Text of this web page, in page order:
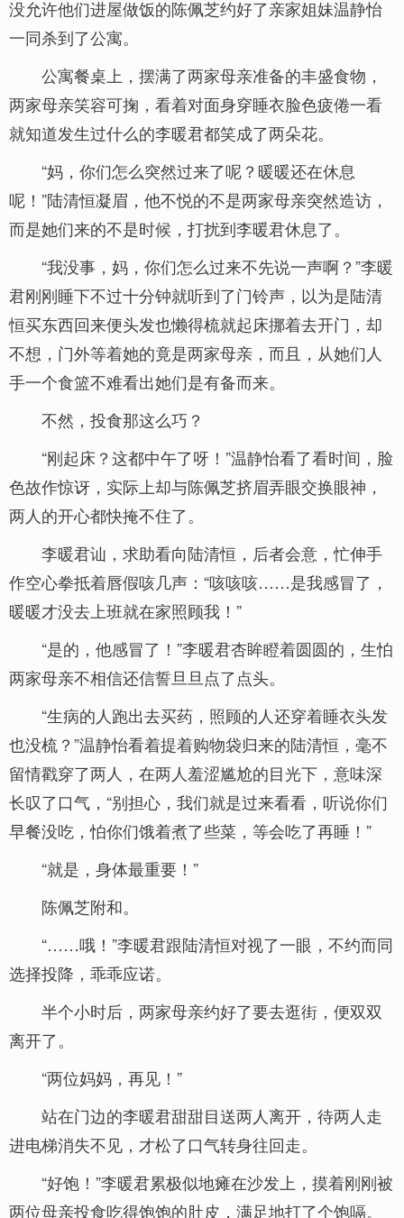
没允许他们进屋做饭的陈佩芝约好了亲家姐妹温静怡
一同杀到了公寓。
公寓餐桌上，摆满了两家母亲准备的丰盛食物，
两家母亲笑容可掬，看着对面身穿睡衣脸色疲倦一看
就知道发生过什么的李暖君都笑成了两朵花。
“妈，你们怎么突然过来了呢？暖暖还在休息
呢！”陆清恒凝眉，他不悦的不是两家母亲突然造访，
而是她们来的不是时候，打扰到李暖君休息了。
“我没事，妈，你们怎么过来不先说一声啊？”李暖
君刚刚睡下不过十分钟就听到了门铃声，以为是陆清
恒买东西回来便头发也懒得梳就起床挪着去开门，却
不想，门外等着她的竟是两家母亲，而且，从她们人
手一个食篮不难看出她们是有备而来。
不然，投食那这么巧？
“刚起床？这都中午了呀！”温静怡看了看时间，脸
色故作惊讶，实际上却与陈佩芝挤眉弄眼交换眼神，
两人的开心都快掩不住了。
李暖君讪，求助看向陆清恒，后者会意，忙伸手
作空心拳抵着唇假咳几声：“咳咳咳……是我感冒了，
暖暖才没去上班就在家照顾我！”
“是的，他感冒了！”李暖君杏眸瞪着圆圆的，生怕
两家母亲不相信还信誓旦旦点了点头。
“生病的人跑出去买药，照顾的人还穿着睡衣头发
也没梳？”温静怡看着提着购物袋归来的陆清恒，毫不
留情戳穿了两人，在两人羞涩尴尬的目光下，意味深
长叹了口气，“别担心，我们就是过来看看，听说你们
早餐没吃，怕你们饿着煮了些菜，等会吃了再睡！”
“就是，身体最重要！”
陈佩芝附和。
“……哦！”李暖君跟陆清恒对视了一眼，不约而同
选择投降，乖乖应诺。
半个小时后，两家母亲约好了要去逛街，便双双
离开了。
“两位妈妈，再见！”
站在门边的李暖君甜甜目送两人离开，待两人走
进电梯消失不见，才松了口气转身往回走。
“好饱！”李暖君累极似地瘫在沙发上，摸着刚刚被
两位母亲投食吃得饱饱的肚皮，满足地打了个饱嗝。